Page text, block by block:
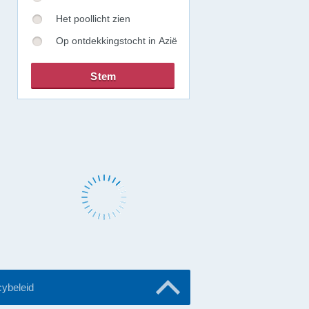
Het poollicht zien
Op ontdekkingstocht in Azië